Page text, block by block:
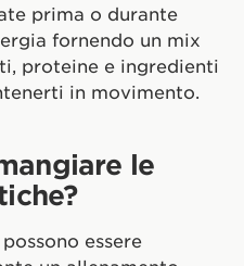
prima o durante
fornendo un mix
proteine e ingredienti
in movimento.
le
essere